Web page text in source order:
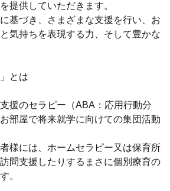
提供していただきます。
基づき、さまざまな支援を行い、お
気持ちを表現する力、そして豊かな
とは
援のセラピー（ABA：応用行動分
部屋で将来就学に向けての集団活動
様には、ホームセラピー又は保育所
問支援したりするまさに個別療育の
。